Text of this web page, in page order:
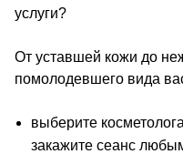
услуги?
От уставшей кожи до
помолодевшего вида
выберите
закажите сеанс